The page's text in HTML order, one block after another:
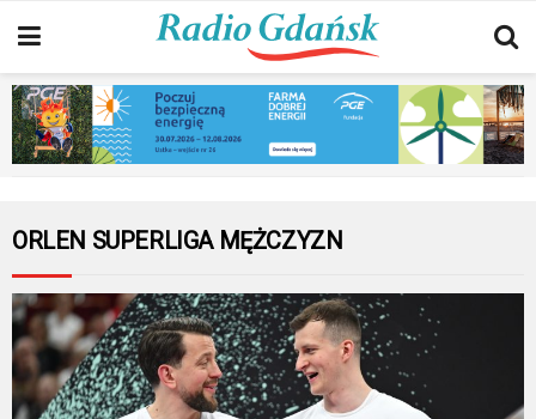
ORLEN SUPERLIGA MĘŻCZYZN